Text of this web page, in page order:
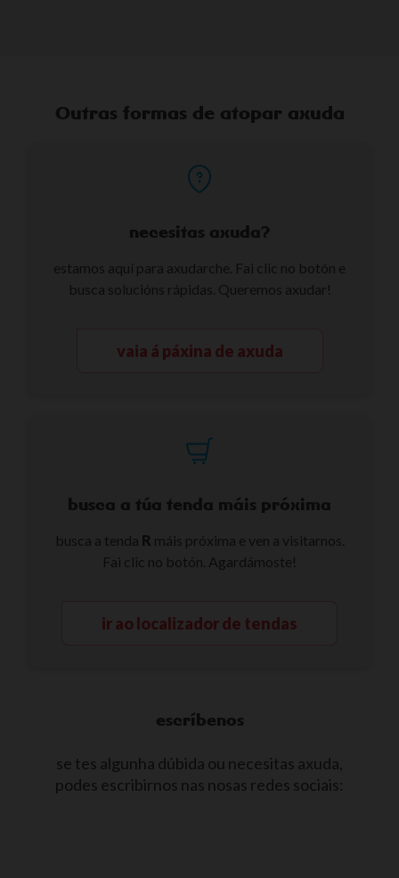
Outras formas de atopar axuda
necesitas axuda?
estamos aquí para axudarche. Fai clic no botón e
busca solucións rápidas. Queremos axudar!
vaia á páxina de axuda
busca a túa tenda máis próxima
busca a tenda R máis próxima e ven a visitarnos.
Fai clic no botón. Agardámoste!
ir ao localizador de tendas
escríbenos
se tes algunha dúbida ou necesitas axuda,
podes escribirnos nas nosas redes sociais: